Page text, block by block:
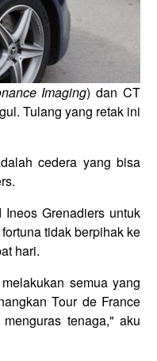
Imaging) dan CT
Tulang yang retak ini
cedera yang bisa
Grenadiers untuk
tidak berpihak ke
hari.
semua yang
Tour de France
tenaga," aku